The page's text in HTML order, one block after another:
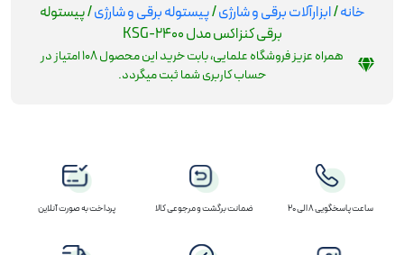
خانه/ابزارآلات برقی و شارژی/پیستوله برقی و شارژی/ پیستوله
برقی کنزاکس مدل KSG-2400
همراه عزیز فروشگاه علمایی، بابت خرید این محصول108امتیاز در
حساب کاربری شما ثبت میگردد.
ساعت پاسخگویی 8 الی 20 ضمانت برگشت و مرجوعی کالا پرداخت به صورت آنلاین